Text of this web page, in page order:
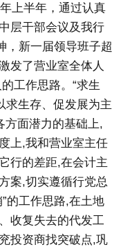
上半年，通过认真
层干部会议及我行
，新一届领导班子超
发了营业室全体人
工作思路。“求生
求生存、促发展为主
方面潜力的基础上,
上,我和营业室主任
行的差距,在会计主
案,切实遵循行党总
的工作思路,在土地
收复失去的代发工
投资商找突破点,巩